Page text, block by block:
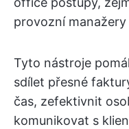
provozní manažery
Tyto nástroje
sdílet přesné
čas, zefektivnit
komunikovat s